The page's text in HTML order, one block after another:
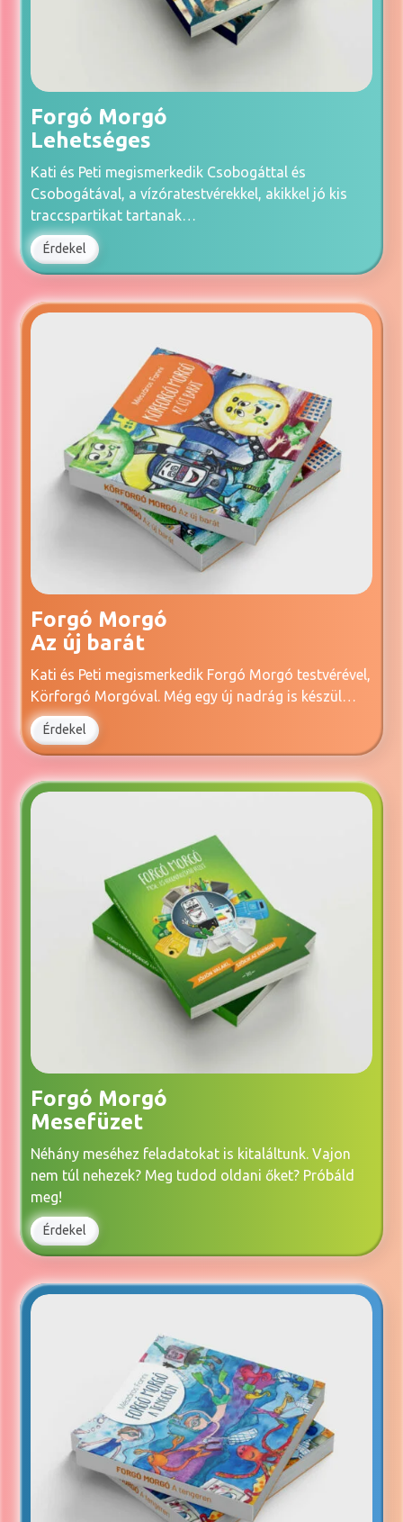
Forgó Morgó
Lehetséges
Kati és Peti megismerkedik Csobogáttal és
Csobogátával, a vízóratestvérekkel, akikkel jó kis
traccspartikat tartanak…
Érdekel
Forgó Morgó
Az új barát
Kati és Peti megismerkedik Forgó Morgó testvérével,
Körforgó Morgóval. Még egy új nadrág is készül…
Érdekel
Forgó Morgó
Mesefüzet
Néhány meséhez feladatokat is kitaláltunk. Vajon
nem túl nehezek? Meg tudod oldani őket? Próbáld
meg!
Érdekel